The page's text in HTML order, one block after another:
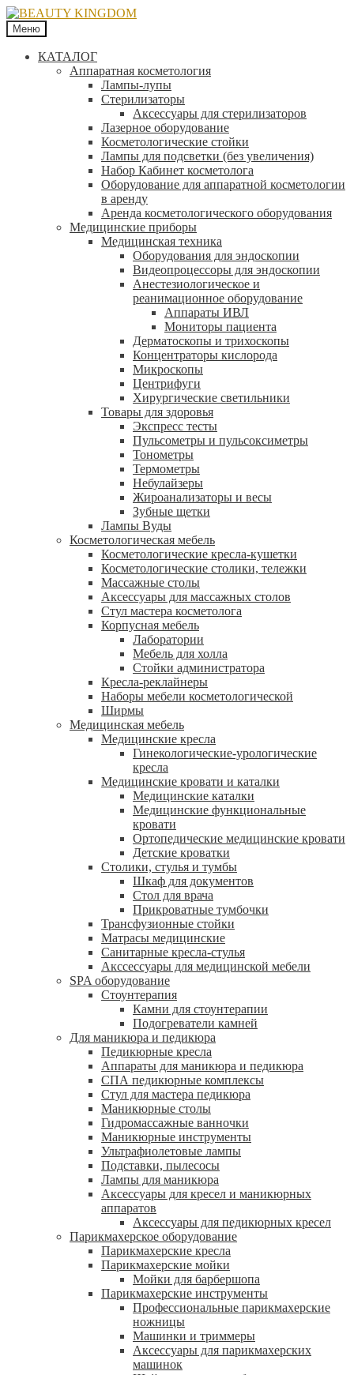
Меню
КАТАЛОГ
Аппаратная косметология
Лампы-лупы
Стерилизаторы
Аксессуары для стерилизаторов
Лазерное оборудование
Косметологические стойки
Лампы для подсветки (без увеличения)
Набор Кабинет косметолога
Оборудование для аппаратной косметологии
в аренду
Аренда косметологического оборудования
Медицинские приборы
Медицинская техника
Оборудования для эндоскопии
Видеопроцессоры для эндоскопии
Анестезиологическое и
реанимационное оборудование
Аппараты ИВЛ
Мониторы пациента
Дерматоскопы и трихоскопы
Концентраторы кислорода
Микроскопы
Центрифуги
Xирургические светильники
Товары для здоровья
Экспресс тесты
Пульсометры и пульсоксиметры
Тонометры
Термометры
Небулайзеры
Жироанализаторы и весы
Зубные щетки
Лампы Вуды
Косметологическая мебель
Косметологические кресла-кушетки
Косметологические столики, тележки
Массажные столы
Аксессуары для массажных столов
Стул мастера косметолога
Корпусная мебель
Лаборатории
Мебель для холла
Стойки администратора
Кресла-реклайнеры
Наборы мебели косметологической
Ширмы
Медицинская мебель
Медицинские кресла
Гинекологические-урологические
кресла
Медицинские кровати и каталки
Медицинские каталки
Медицинские функциональные
кровати
Ортопедические медицинские кровати
Детские кроватки
Столики, стулья и тумбы
Шкаф для документов
Стол для врача
Прикроватные тумбочки
Трансфузионные стойки
Матрасы медицинские
Санитарные кресла-стулья
Акссессуары для медицинской мебели
SPA оборудование
Стоунтерапия
Камни для стоунтерапии
Подогреватели камней
Для маникюра и педикюра
Педикюрные кресла
Аппараты для маникюра и педикюра
СПА педикюрные комплексы
Стул для мастера педикюра
Маникюрные столы
Гидромассажные ванночки
Маникюрные инструменты
Ультрафиолетовые лампы
Подставки, пылесосы
Лампы для маникюра
Аксессуары для кресел и маникюрных
аппаратов
Аксессуары для педикюрных кресел
Парикмахерское оборудование
Парикмахерские кресла
Парикмахерские мойки
Мойки для барбершопа
Парикмахерские инструменты
Профессиональные парикмахерские
ножницы
Машинки и триммеры
Аксессуары для парикмахерских
машинок